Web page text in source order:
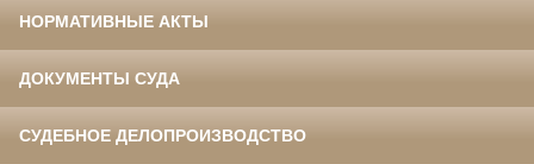
НОРМАТИВНЫЕ АКТЫ
ДОКУМЕНТЫ СУДА
СУДЕБНОЕ ДЕЛОПРОИЗВОДСТВО